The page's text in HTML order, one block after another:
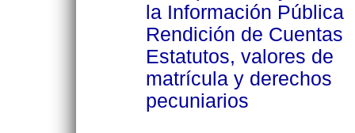
la Información Pública
Rendición de Cuentas
Estatutos, valores de
matrícula y derechos
pecuniarios